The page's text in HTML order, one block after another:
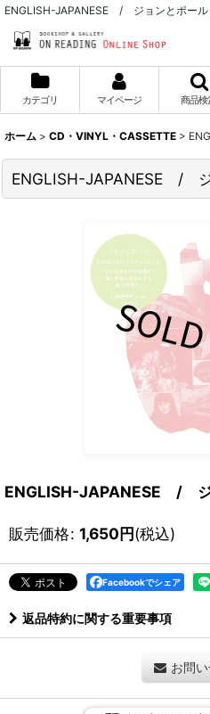
ENGLISH-JAPANESE / ジョンとポール
カテゴリ マイページ 商品検
ホーム > CD・VINYL・CASSETTE >
ENGLISH-JAPANESE /
ENGLISH-JAPANESE / ジ
販売価格: 1,650円(税込)
Facebookでシェア
返品特約に関する重要事項
お問